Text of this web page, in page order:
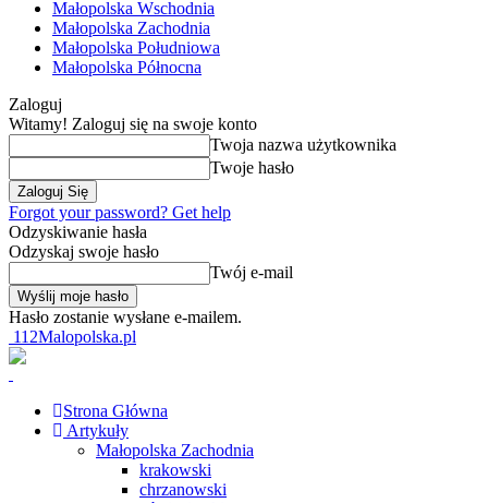
Małopolska Wschodnia
Małopolska Zachodnia
Małopolska Południowa
Małopolska Północna
Zaloguj
Witamy! Zaloguj się na swoje konto
Twoja nazwa użytkownika
Twoje hasło
Forgot your password? Get help
Odzyskiwanie hasła
Odzyskaj swoje hasło
Twój e-mail
Hasło zostanie wysłane e-mailem.
112Malopolska.pl
Strona Główna
Artykuły
Małopolska Zachodnia
krakowski
chrzanowski